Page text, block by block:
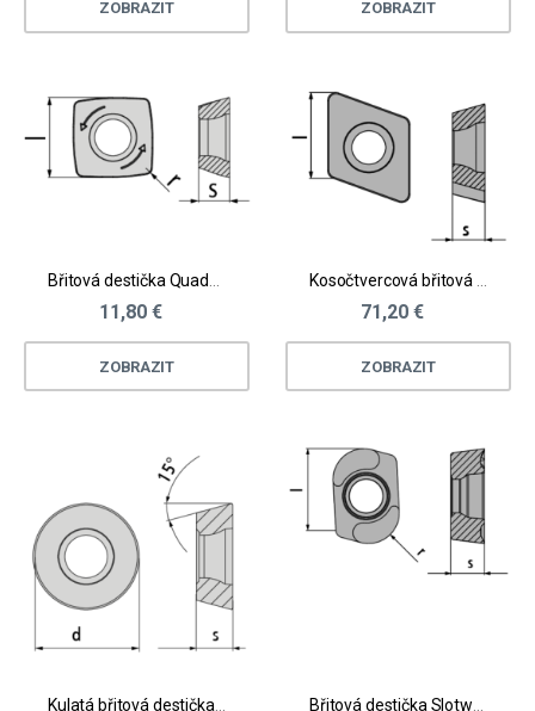
ZOBRAZIT ZOBRAZIT
Břitová destička Quadworx® vel. M - ocel, litina
11,80 €
ZOBRAZIT
Kosočtvercová břitová destička - neželezné materiály
71,20 €
ZOBRAZIT